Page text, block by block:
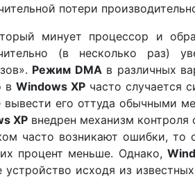
потери
минует процессор и
(в несколько раз)
Режим DMAв различных
в Windows XP часто случается
вывести его оттуда обычными
XPвнедрен механизм контроля
часто возникают ошибки, то
процент меньше. Однако,
исходя из